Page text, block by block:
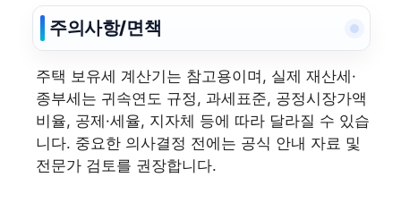
주의사항/면책
주택 보유세 계산기는 참고용이며, 실제 재산세·
종부세는 귀속연도 규정, 과세표준, 공정시장가액
비율, 공제·세율, 지자체 등에 따라 달라질 수 있습
니다. 중요한 의사결정 전에는 공식 안내 자료 및
전문가 검토를 권장합니다.